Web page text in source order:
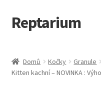
Přeskočit
na
Přejít
k
webu
Reptarium
Košík
Domů Kočky Granule
Kitten kachní – NOVINKA :